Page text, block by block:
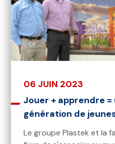
06 JUIN 2023
Jouer + apprendre =
génération de
Le groupe Plastek et la